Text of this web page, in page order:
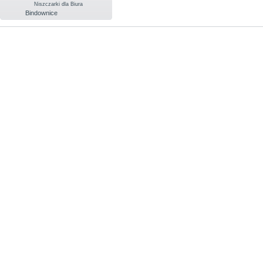
Niszczarki dla Biura
Bindownice